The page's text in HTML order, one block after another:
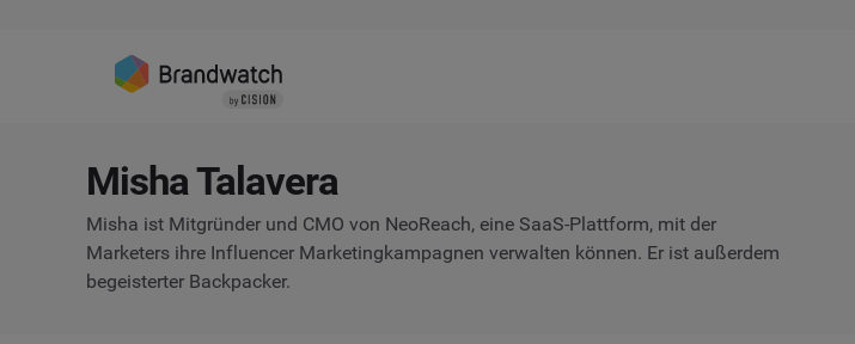
Misha Talavera
Misha ist Mitgründer und CMO von NeoReach, eine SaaS-Plattform, mit der
Marketers ihre Influencer Marketingkampagnen verwalten können. Er ist außerdem
begeisterter Backpacker.